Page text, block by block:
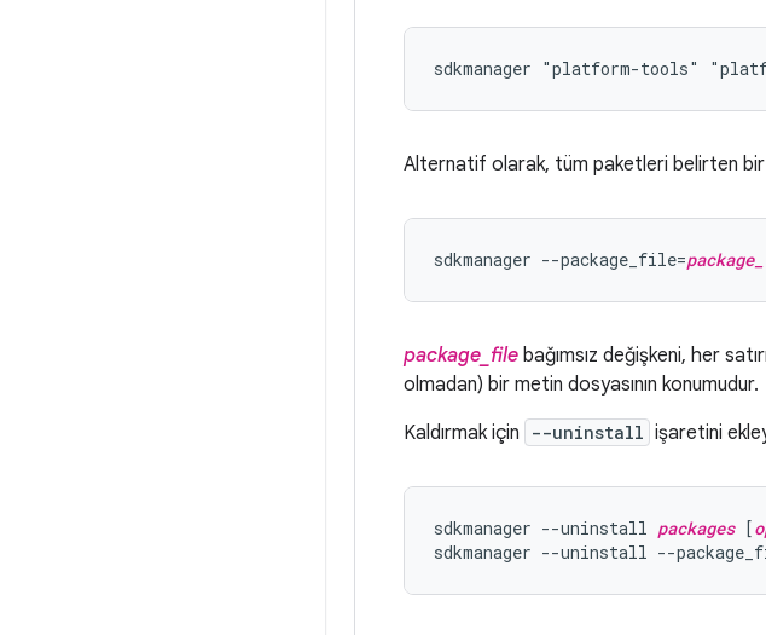
Alternatif olarak, tüm paketleri belirten bir
sdkmanager --package_file=
package_file bağımsız değişkeni, her
olmadan) bir metin dosyasının konumudur.
Kaldırmak için
--uninstall işaretini
sdkmanager --uninstall packages [
sdkmanager --uninstall --